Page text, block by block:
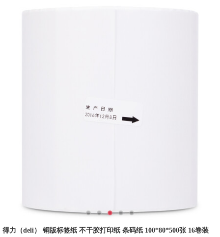
得力（deli） 铜版标签纸 不干胶打印纸 条码纸 100*80*500张 16卷装